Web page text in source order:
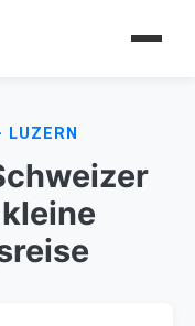
LUZERN